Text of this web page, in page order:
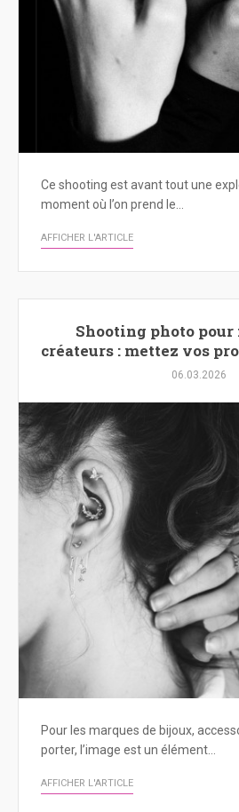
Ce shooting est avant tout une
moment où l’on prend le…
AFFICHER L'ARTICLE
Shooting photo pour
créateurs : mettez vos
06.03.2026
Pour les marques de bijoux,
porter, l’image est un élément…
AFFICHER L'ARTICLE